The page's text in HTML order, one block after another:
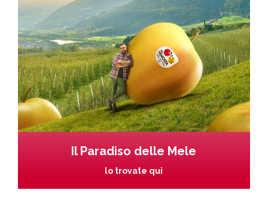
Il Paradiso delle Mele
lo trovate qui